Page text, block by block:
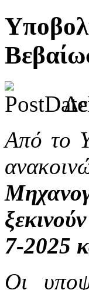
Από το
7-2025
Οι